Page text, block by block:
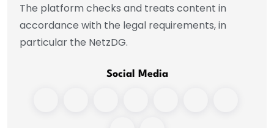
The platform checks and treats content in
accordance with the legal requirements, in
particular the NetzDG.
Social Media